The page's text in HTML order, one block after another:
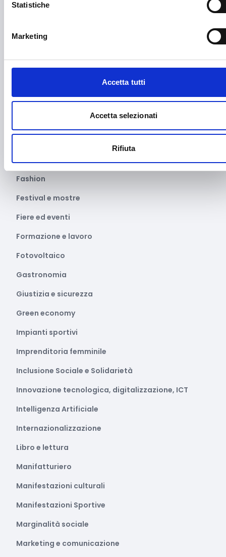
Statistiche
Marketing
Accetta tutti
Accetta selezionati
Rifiuta
E-commerce
Educazione e istruzione
Emittenti radiofoniche
Farmacia e/o chimica
Fashion
Festival e mostre
Fiere ed eventi
Formazione e lavoro
Fotovoltaico
Gastronomia
Giustizia e sicurezza
Green economy
Impianti sportivi
Imprenditoria femminile
Inclusione Sociale e Solidarietà
Innovazione tecnologica, digitalizzazione, ICT
Intelligenza Artificiale
Internazionalizzazione
Libro e lettura
Manifatturiero
Manifestazioni culturali
Manifestazioni Sportive
Marginalità sociale
Marketing e comunicazione